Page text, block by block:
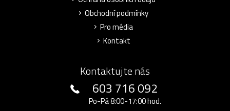
Obchodní podmínky
Pro média
Kontakt
Kontaktujte nás
603 716 092
Po-Pá 8:00-17:00 hod.